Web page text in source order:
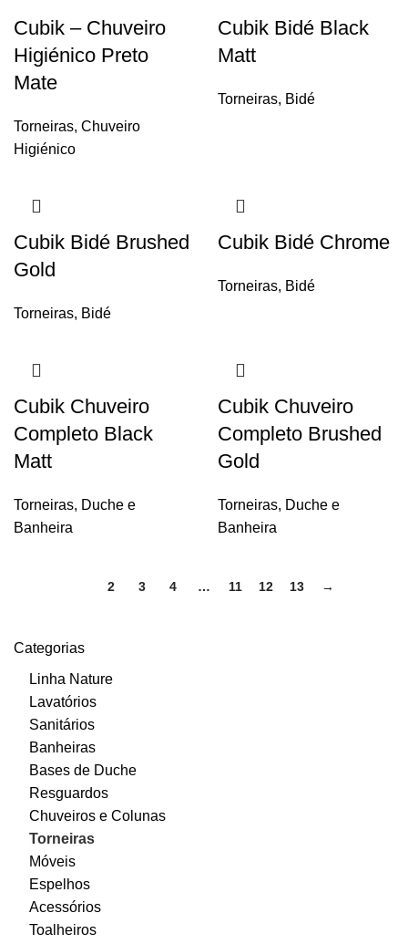
Categorias
Linha Nature
Lavatórios
Sanitários
Banheiras
Bases de Duche
Resguardos
Chuveiros e Colunas
Torneiras
Móveis
Espelhos
Acessórios
Toalheiros
Cubik – Chuveiro
Higiénico Preto
Mate
Torneiras, Chuveiro
Higiénico
Cubik Bidé Black
Matt
Torneiras, Bidé
Cubik Bidé Brushed
Gold
Torneiras, Bidé
Cubik Bidé Chrome
Torneiras, Bidé
Cubik Chuveiro
Completo Black
Matt
Torneiras, Duche e
Banheira
Cubik Chuveiro
Completo Brushed
Gold
Torneiras, Duche e
Banheira
2 3 4 … 11 12 13 →